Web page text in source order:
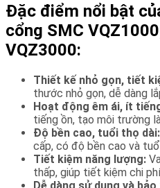
Đặc điểm nổi bật
cổng SMC
VQZ3000:
Thiết kế nhỏ gọn, tiết
thước nhỏ gọn, dễ dàng
Hoạt động êm ái, ít
tiếng ồn, tạo môi trường
Độ bền cao, tuổi thọ dài:
cấp, có độ bền cao và
Tiết kiệm năng lượng:
thấp, giúp tiết kiệm chi phí
Dễ dàng sử dụng và